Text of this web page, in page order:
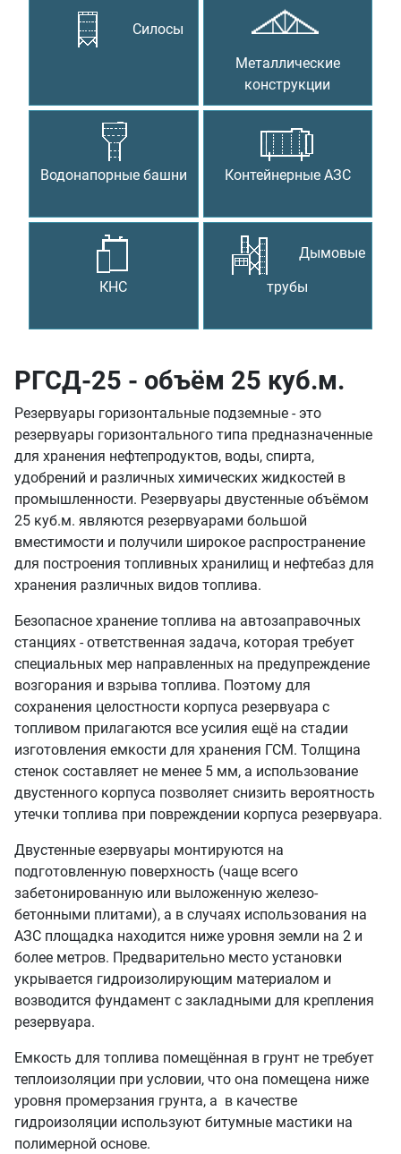
Силосы
Металлические
конструкции
Водонапорные башни Контейнерные АЗС
КНС
Дымовые
трубы
РГСД-25 - объём 25 куб.м.
Резервуары горизонтальные подземные - это
резервуары горизонтального типа предназначенные
для хранения нефтепродуктов, воды, спирта,
удобрений и различных химических жидкостей в
промышленности. Резервуары двустенные объёмом
25 куб.м. являются резервуарами большой
вместимости и получили широкое распространение
для построения топливных хранилищ и нефтебаз для
хранения различных видов топлива.
Безопасное хранение топлива на автозаправочных
станциях - ответственная задача, которая требует
специальных мер направленных на предупреждение
возгорания и взрыва топлива. Поэтому для
сохранения целостности корпуса резервуара с
топливом прилагаются все усилия ещё на стадии
изготовления емкости для хранения ГСМ. Толщина
стенок составляет не менее 5 мм, а использование
двустенного корпуса позволяет снизить вероятность
утечки топлива при повреждении корпуса резервуара.
Двустенные езервуары монтируются на
подготовленную поверхность (чаще всего
забетонированную или выложенную железо-
бетонными плитами), а в случаях использования на
АЗС площадка находится ниже уровня земли на 2 и
более метров. Предварительно место установки
укрывается гидроизолирующим материалом и
возводится фундамент с закладными для крепления
резервуара.
Емкость для топлива помещённая в грунт не требует
теплоизоляции при условии, что она помещена ниже
уровня промерзания грунта, а в качестве
гидроизоляции используют битумные мастики на
полимерной основе.